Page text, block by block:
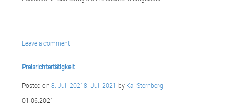
Leave a comment
Preisrichtertätigkeit
Posted on 8. Juli 20218. Juli 2021 by Kai Sternberg
01.06.2021